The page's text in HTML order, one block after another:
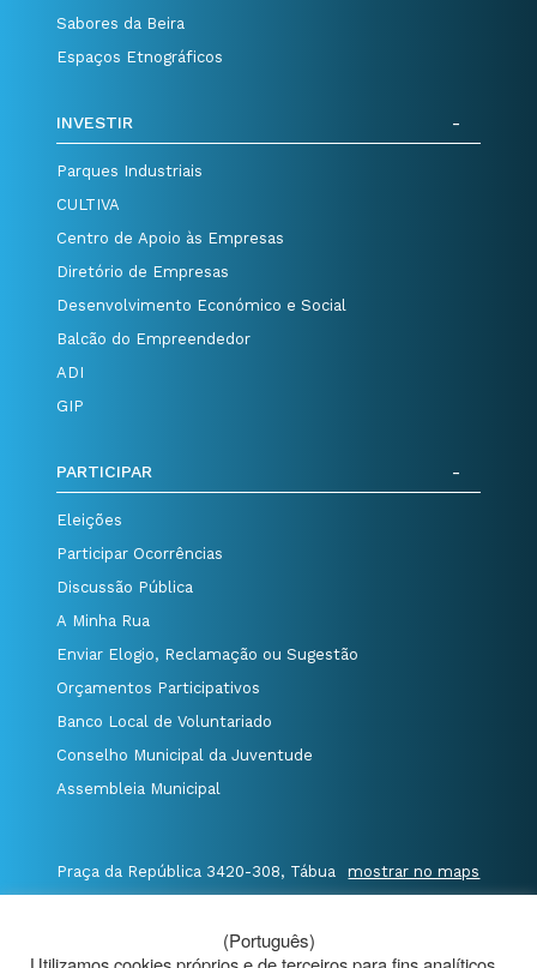
Sabores da Beira
Espaços Etnográficos
INVESTIR
Parques Industriais
CULTIVA
Centro de Apoio às Empresas
Diretório de Empresas
Desenvolvimento Económico e Social
Balcão do Empreendedor
ADI
GIP
PARTICIPAR
Eleições
Participar Ocorrências
Discussão Pública
A Minha Rua
Enviar Elogio, Reclamação ou Sugestão
Orçamentos Participativos
Banco Local de Voluntariado
Conselho Municipal da Juventude
Assembleia Municipal
Praça da República 3420-308, Tábua mostrar no maps
E. geral@cm-tabua.pt
(Português)